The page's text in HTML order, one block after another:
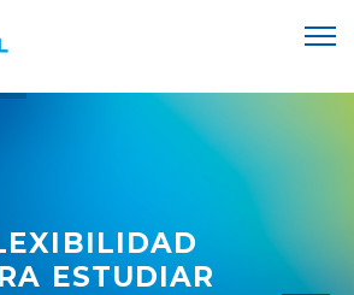
ESTUDIAR